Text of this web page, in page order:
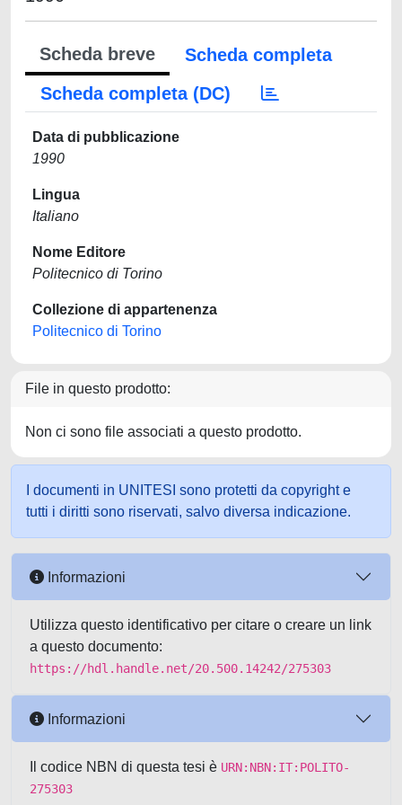
Scheda breve
Scheda completa
Scheda completa (DC)
Data di pubblicazione
1990
Lingua
Italiano
Nome Editore
Politecnico di Torino
Collezione di appartenenza
Politecnico di Torino
File in questo prodotto:
Non ci sono file associati a questo prodotto.
I documenti in UNITESI sono protetti da copyright e
tutti i diritti sono riservati, salvo diversa indicazione.
Informazioni
Utilizza questo identificativo per citare o creare un link
a questo documento:
https://hdl.handle.net/20.500.14242/275303
Informazioni
Il codice NBN di questa tesi è URN:NBN:IT:POLITO-
275303